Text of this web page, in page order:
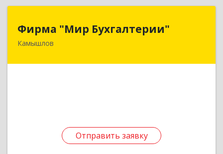
Фирма "Мир Бухгалтерии"
Камышлов
Отправить заявку
624860, Свердловская обл, Камышлов г,
Отправить заявку